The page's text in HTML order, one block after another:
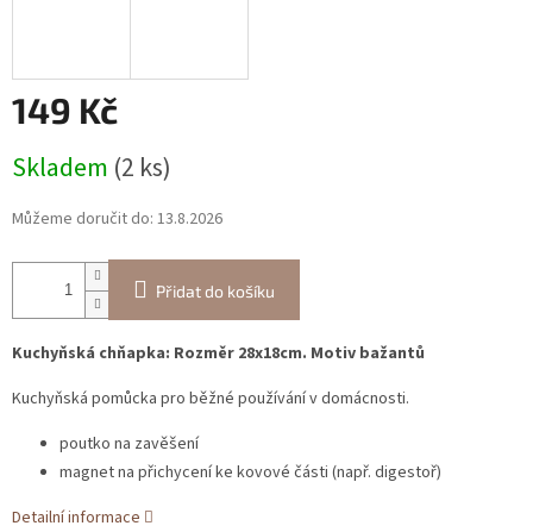
149 Kč
cena:
Skladem (2 ks)
Můžeme doručit do: 13.8.2026
Přidat do košíku
Kuchyňská chňapka: Rozměr 28x18cm. Motiv bažantů
Kuchyňská pomůcka pro běžné používání v domácnosti.
poutko na zavěšení
magnet na přichycení ke kovové části (např. digestoř)
Detailní informace